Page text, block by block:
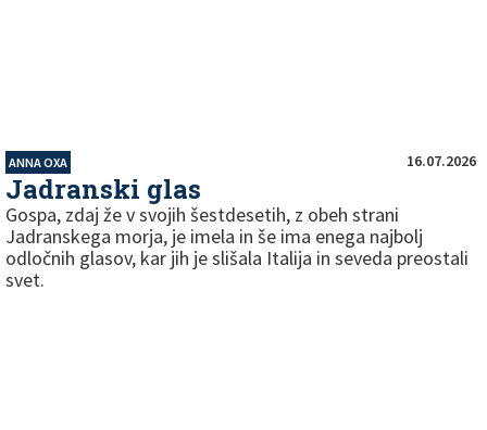
ANNA OXA 16.07.2026
Jadranski glas
Gospa, zdaj že v svojih šestdesetih, z obeh strani
Jadranskega morja, je imela in še ima enega najbolj
odločnih glasov, kar jih je slišala Italija in seveda preostali
svet.